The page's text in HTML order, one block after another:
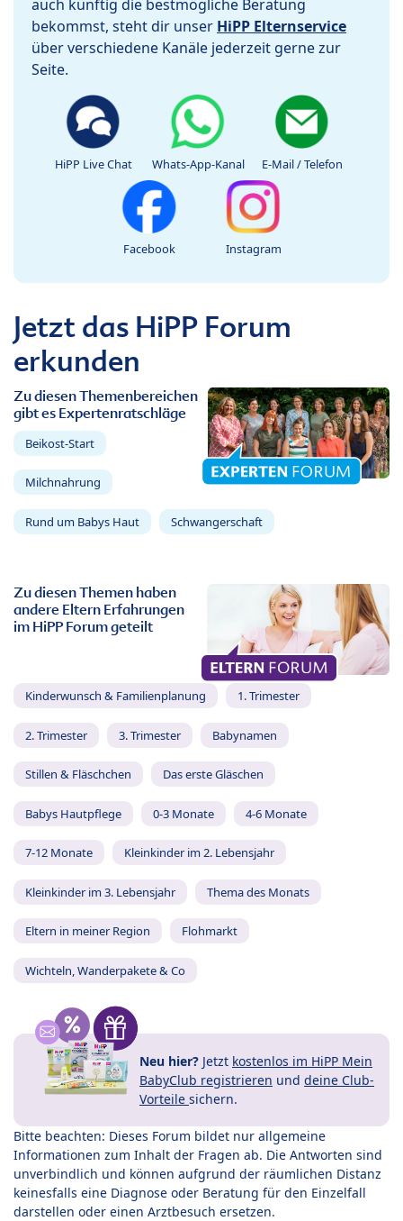
auch künftig die bestmögliche Beratung
bekommst, steht dir unser HiPP Elternservice
über verschiedene Kanäle jederzeit gerne zur
Seite.
HiPP Live Chat Whats-App-Kanal E-Mail / Telefon
Facebook Instagram
Jetzt das HiPP Forum
erkunden
Zu diesen Themenbereichen
gibt es Expertenratschläge
Beikost-Start
Milchnahrung
Rund um Babys Haut Schwangerschaft
Zu diesen Themen haben
andere Eltern Erfahrungen
im HiPP Forum geteilt
Kinderwunsch & Familienplanung 1. Trimester
2. Trimester 3. Trimester Babynamen
Stillen & Fläschchen Das erste Gläschen
Babys Hautpflege 0-3 Monate 4-6 Monate
7-12 Monate Kleinkinder im 2. Lebensjahr
Kleinkinder im 3. Lebensjahr Thema des Monats
Eltern in meiner Region Flohmarkt
Wichteln, Wanderpakete & Co
Neu hier? Jetzt kostenlos im HiPP Mein
BabyClub registrieren und deine Club-
Vorteile sichern.
Bitte beachten: Dieses Forum bildet nur allgemeine
Informationen zum Inhalt der Fragen ab. Die Antworten sind
unverbindlich und können aufgrund der räumlichen Distanz
keinesfalls eine Diagnose oder Beratung für den Einzelfall
darstellen oder einen Arztbesuch ersetzen.